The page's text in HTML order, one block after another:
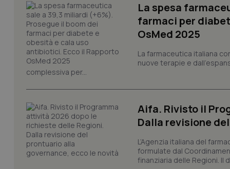
La spesa
farmaci per
OsMed 2025
La farmaceutica italiana
nuove terapie e
complessiva per...
Aifa. Rivisto il
Dalla revisione
L’Agenzia italiana del
formulate dal
finanziaria delle Regioni. Il
tracking-sites-
tracking-sites-